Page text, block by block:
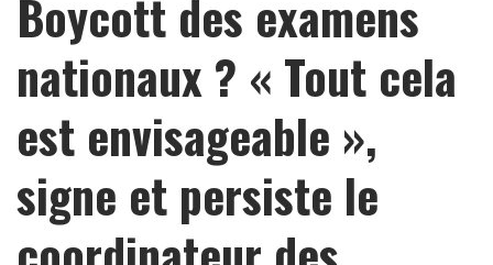
Boycott des examens
nationaux ? « Tout cela
est envisageable »,
signe et persiste le